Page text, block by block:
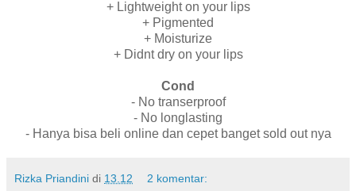
+ Lightweight on your lips
+ Pigmented
+ Moisturize
+ Didnt dry on your lips
Cond
- No transerproof
- No longlasting
- Hanya bisa beli online dan cepet banget sold out nya
Rizka Priandini di 13.12 2 komentar: